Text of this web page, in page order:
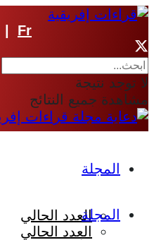
Fr
لا توجد نتيجة
مشاهدة جميع النتائج
المجلة
العدد الحاليالمجلة
العدد الحالي